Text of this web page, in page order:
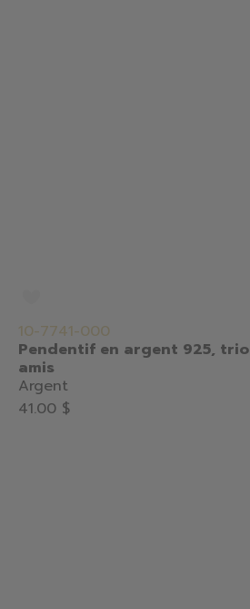
10-7741-000
Pendentif en argent 925,
amis
Argent
41.00 $